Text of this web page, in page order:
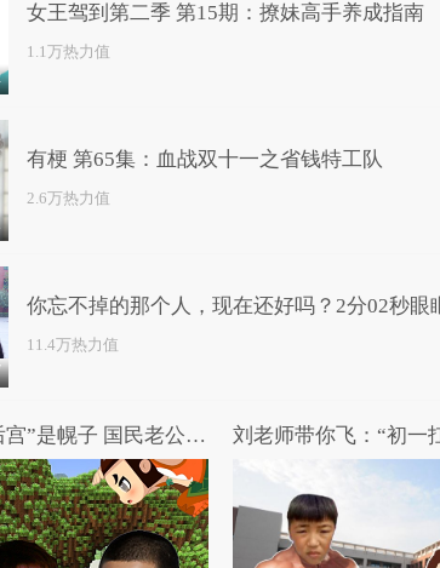
女王驾到第二季 第15期：撩妹高手养成指南
1.1万热力值
有梗 第65集：血战双十一之省钱特工队
2.6万热力值
你忘不掉的那个人，现在还好吗？2分02秒眼
的那个人...
11.4万热力值
刘老师带你飞：网选“后宫”是幌子 国民老公真爱之人再曝光